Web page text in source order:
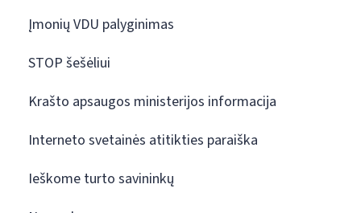
Įmonių VDU palyginimas
STOP šešėliui
Krašto apsaugos ministerijos informacija
Interneto svetainės atitikties paraiška
Ieškome turto savininkų